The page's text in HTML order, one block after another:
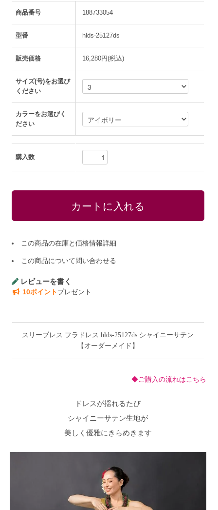
商品番号 188733054
型番 hlds-25127ds
販売価格 16,280円(税込)
サイズ(号)をお選び
ください
カラーをお選びく
ださい
購入数
この商品の在庫と価格情報詳細
この商品について問い合わせる
レビューを書く
10ポイントプレゼント
スリーブレス フラドレス hlds-25127ds シャイニーサテン
【オーダーメイド】
◆ご購入の流れはこちら
ドレスが揺れるたび
シャイニーサテン生地が
美しく優雅にきらめきます